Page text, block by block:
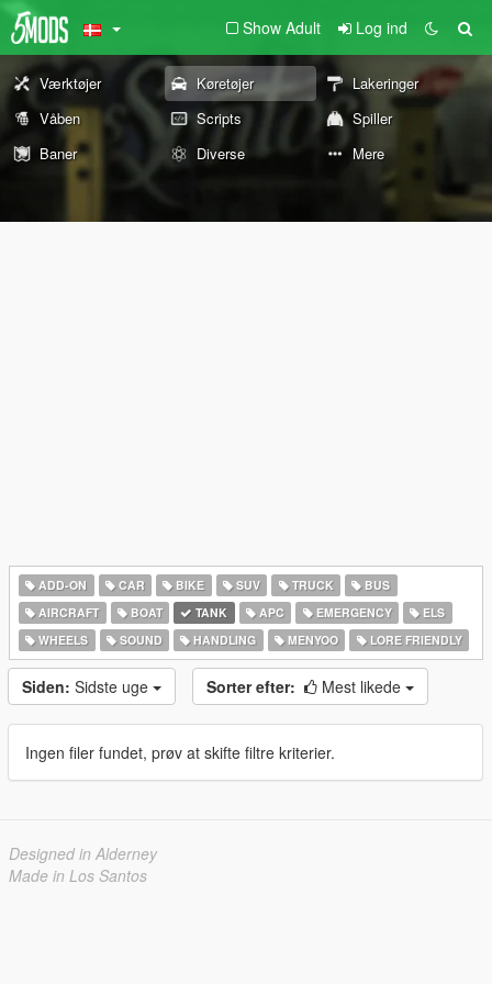
Show Adult Log ind
Værktøjer Køretøjer
Lakeringer
Våben
Scripts
Spiller
Baner
Diverse Mere
ADD-ON CAR BIKE SUV TRUCK
BUS
AIRCRAFT
BOAT TANK APC EMERGENCY
ELS
WHEELS
SOUND HANDLING MENYOO LORE FRIENDLY
Siden: Sidste uge Sorter efter: Mest likede
Ingen filer fundet, prøv at skifte filtre kriterier.
Designed in Alderney
Made in Los Santos